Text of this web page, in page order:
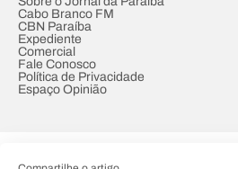
Cabo Branco FM
CBN Paraíba
Expediente
Comercial
Fale Conosco
Política de Privacidade
Espaço Opinião